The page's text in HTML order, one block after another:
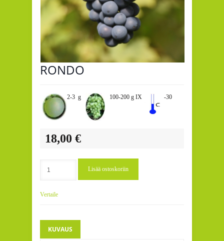
RONDO
2-3 g 100-200 g IX -30
18,00 €
Lisää ostoskoriin
Vertaile
KUVAUS